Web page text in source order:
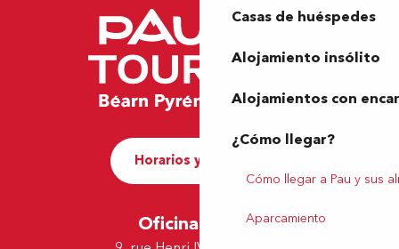
Casas de huéspedes
Alojamiento insólito
Alojamientos con
¿Cómo llegar?
Cómo llegar a Pau y sus
Aparcamiento
Horarios y contacto
Oficina de Pau